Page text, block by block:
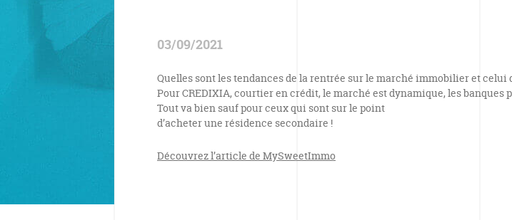
03/09/2021
Quelles sont les tendances de la rentrée sur le marché immobilier et celui
Pour CREDIXIA, courtier en crédit, le marché est dynamique, les banques
Tout va bien sauf pour ceux qui sont sur le point
d’acheter une résidence secondaire !
Découvrez l’article de MySweetImmo